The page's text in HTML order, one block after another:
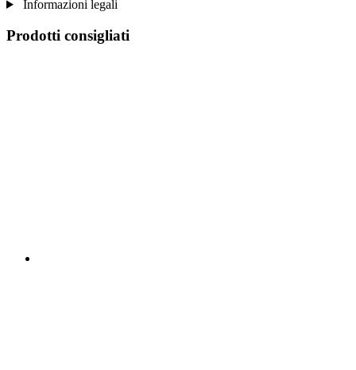
Informazioni legali
Prodotti consigliati